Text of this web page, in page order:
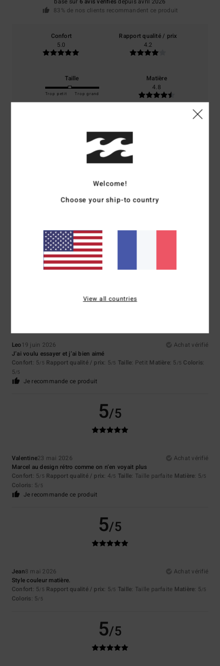
83% de nos clients recommandent ce produit
Confort
5.0
Rapport qualité / prix
4.2
Taille
Trop petit Trop grand
Matière
4.8
5.0
5/5
19 juin 2026
Achat vérifié
/5 Rapport qualité / prix
Je recommande ce produit
4/5
Leo 19 juin 2026
Achat vérifié
J’ai voulu essayer et j’ai bien aimé
Confort: 5/5 Rapport qualité / prix: 5/5 Taille: Petit Matière: 5 /5 Coloris:
5/5
Je recommande ce produit
5/5
Valentine23 mai 2026
Achat vérifié
Marcel au design rétro comme on n’en voyait plus
Confort: 5/5 Rapport qualité / prix: 4/5 Taille: Taille parfaite Matière: 5/5
Coloris: 5/5
Je recommande ce produit
5/5
Jean8 mai 2026
Achat vérifié
Style couleur matière.
Confort: 5/5 Rapport qualité / prix: 5/5 Taille: Taille parfaite Matière: 5/5
Coloris: 5/5
5/5
Welcome!
Choose your ship-to country
View all countries